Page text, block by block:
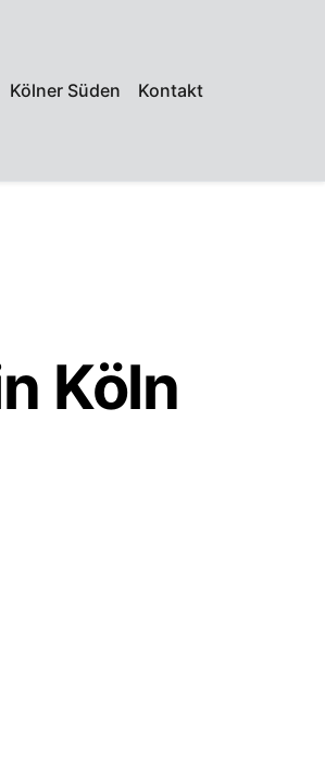
Kölner Süden Kontakt
Köln